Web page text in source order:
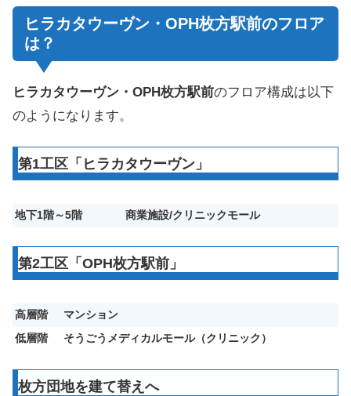
ヒラカタウーヴン・OPH枚方駅前のフロア
は？
ヒラカタウーヴン・OPH枚方駅前のフロア構成は以下
のようになります。
第1工区「ヒラカタウーヴン」
地下1階～5階 商業施設/クリニックモール
第2工区「OPH枚方駅前」
高層階
マンション
低層階
そうごうメディカルモール（クリニック）
枚方団地を建て替えへ